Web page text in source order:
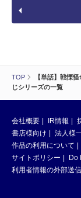
TOP
【単話】戦慄
じシリーズの一覧
会社概要 IR情報
書店様向け
法人様
作品の利用について
サイトポリシー
Do
利用者情報の外部送